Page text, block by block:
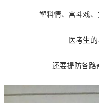
塑料情、宫斗戏、
医考生
还要提防各路